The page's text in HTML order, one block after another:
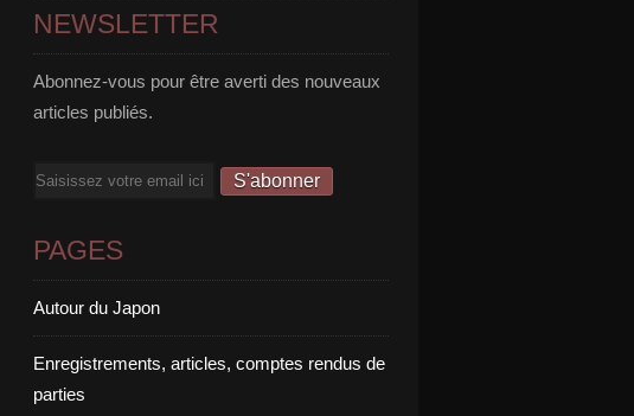
NEWSLETTER
Abonnez-vous pour être averti des nouveaux
articles publiés.
Email
PAGES
Autour du Japon
Enregistrements, articles, comptes rendus de
parties